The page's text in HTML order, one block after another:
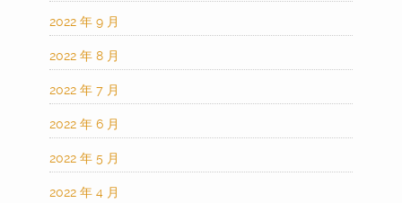
2022 年 9 月
2022 年 8 月
2022 年 7 月
2022 年 6 月
2022 年 5 月
2022 年 4 月